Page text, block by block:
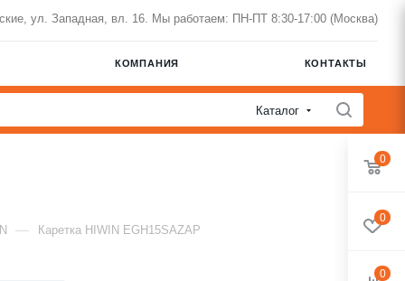
ул. Западная, вл. 16. Мы работаем: ПН-ПТ 8:30-17:00 (Москва)
КОМПАНИЯ КОНТАКТЫ
Каталог
— Каретка HIWIN EGH15SAZAP
0
0
0